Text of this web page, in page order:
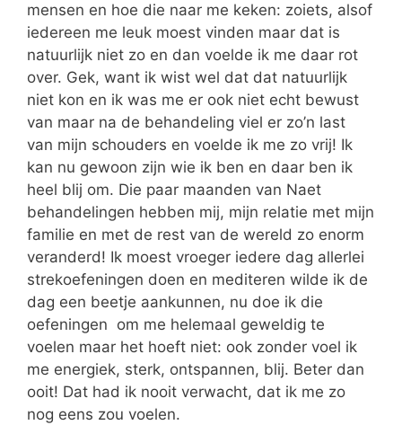
mensen en hoe die naar me keken: zoiets, alsof
iedereen me leuk moest vinden maar dat is
natuurlijk niet zo en dan voelde ik me daar rot
over. Gek, want ik wist wel dat dat natuurlijk
niet kon en ik was me er ook niet echt bewust
van maar na de behandeling viel er zo’n last
van mijn schouders en voelde ik me zo vrij! Ik
kan nu gewoon zijn wie ik ben en daar ben ik
heel blij om. Die paar maanden van Naet
behandelingen hebben mij, mijn relatie met mijn
familie en met de rest van de wereld zo enorm
veranderd! Ik moest vroeger iedere dag allerlei
strekoefeningen doen en mediteren wilde ik de
dag een beetje aankunnen, nu doe ik die
oefeningen om me helemaal geweldig te
voelen maar het hoeft niet: ook zonder voel ik
me energiek, sterk, ontspannen, blij. Beter dan
ooit! Dat had ik nooit verwacht, dat ik me zo
nog eens zou voelen.